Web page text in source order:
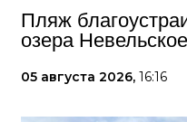
Пляж
озера Невельское
05 августа 2026, 16:16